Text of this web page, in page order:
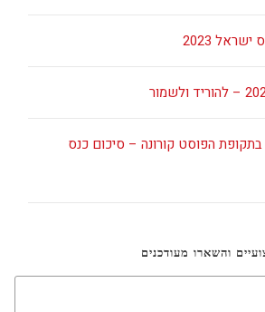
2023
בתקופת הפוסט קורונה – סיכום כנס
והשארו מעודכנים